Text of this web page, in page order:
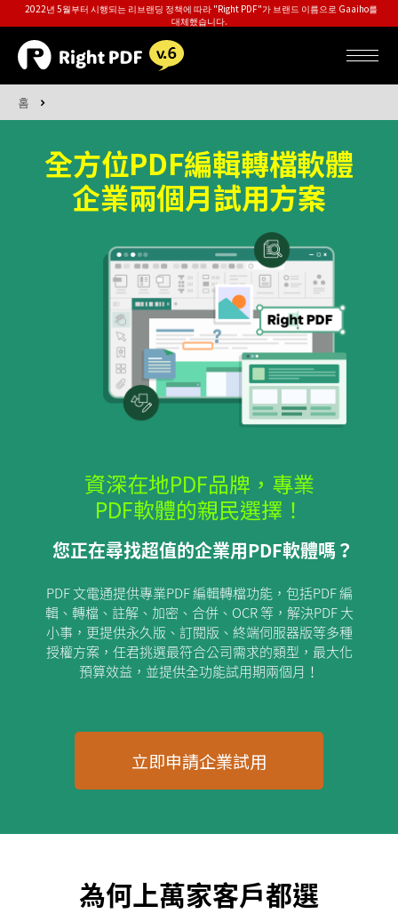
2022년 5월부터 시행되는 리브랜딩 정책에 따라 "Right PDF"가 브랜드 이름으로 Gaaiho를
대체했습니다.
홈
全方位PDF編輯轉檔軟體
企業兩個月試用方案
資深在地PDF品牌，專業
PDF軟體的親民選擇！
您正在尋找超值的企業用PDF軟體嗎？
PDF 文電通提供專業PDF 編輯轉檔功能，包括PDF 編
輯、轉檔、註解、加密、合併、OCR 等，解決PDF 大
小事，更提供永久版、訂閱版、終端伺服器版等多種
授權方案，任君挑選最符合公司需求的類型，最大化
預算效益，並提供全功能試用期兩個月！
立即申請企業試用
為何上萬家客戶都選